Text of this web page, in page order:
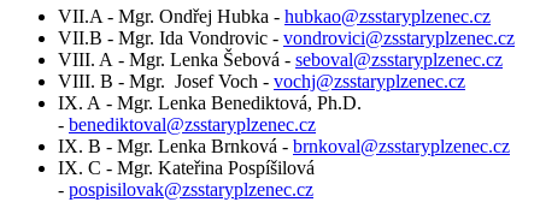
VII.A - Mgr. Ondřej Hubka - hubkao@zsstaryplzenec.cz
VII.B - Mgr. Ida Vondrovic - vondrovici@zsstaryplzenec.cz
VIII. A - Mgr. Lenka Šebová - seboval@zsstaryplzenec.cz
VIII. B - Mgr. Josef Voch - vochj@zsstaryplzenec.cz
IX. A - Mgr. Lenka Benediktová, Ph.D.
- benediktoval@zsstaryplzenec.cz
IX. B - Mgr. Lenka Brnková - brnkoval@zsstaryplzenec.cz
IX. C - Mgr. Kateřina Pospíšilová
- pospisilovak@zsstaryplzenec.cz